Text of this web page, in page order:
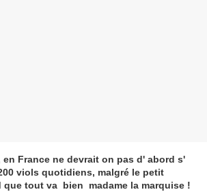
France ne devrait on pas d' abord s'
viols quotidiens, malgré le petit
que tout va bien madame la marquise !